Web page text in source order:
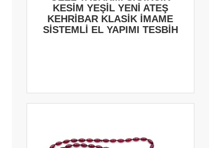
KESİM YEŞİL YENİ ATEŞ
KEHRİBAR KLASİK İMAME
SİSTEMLİ EL YAPIMI TESBİH